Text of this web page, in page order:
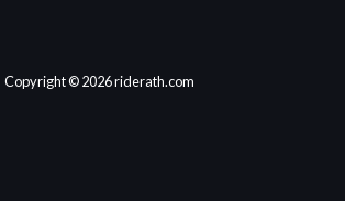
Copyright © 2026 riderath.com